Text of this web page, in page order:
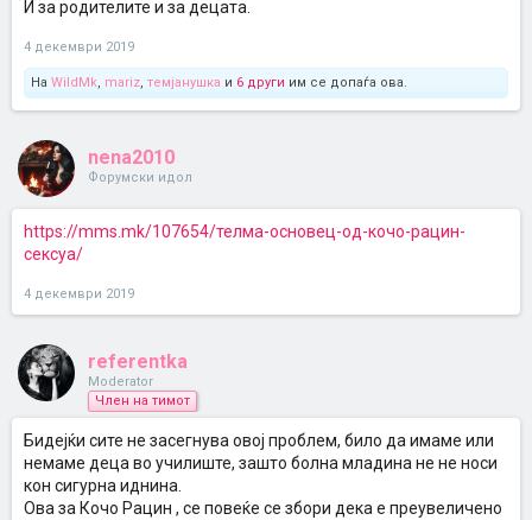
И за родителите и за децата.
4 декември 2019
На WildMk, mariz, темјанушка и 6 други им се допаѓа ова.
nena2010
Форумски идол
https://mms.mk/107654/телма-основец-од-кочо-рацин-
сексуа/
4 декември 2019
referentka
Moderator
Член на тимот
Бидејќи сите не засегнува овој проблем, било да имаме или
немаме деца во училиште, зашто болна младина не не носи
кон сигурна иднина.
Ова за Кочо Рацин , се повеќе се збори дека е преувеличено